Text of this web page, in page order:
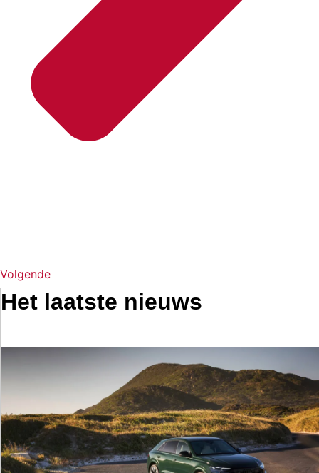
Volgende
Het laatste nieuws